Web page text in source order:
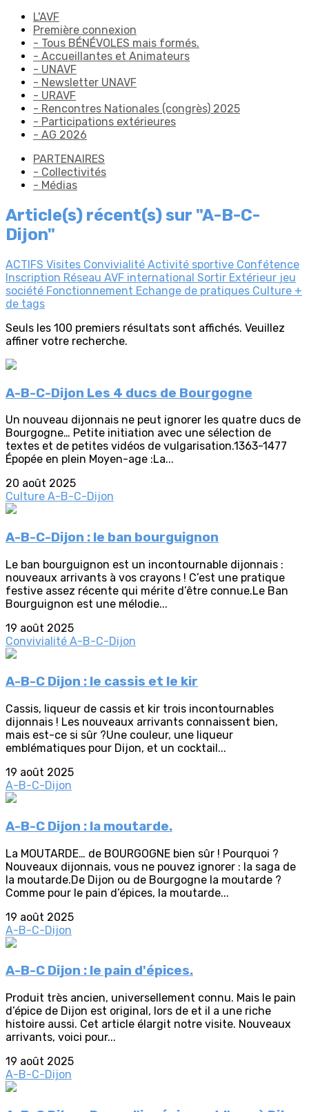
L'AVF
Première connexion
- Tous BÉNÉVOLES mais formés.
- Accueillantes et Animateurs
- UNAVF
- Newsletter UNAVF
- URAVF
- Rencontres Nationales (congrès) 2025
- Participations extérieures
- AG 2026
PARTENAIRES
- Collectivités
- Médias
Article(s) récent(s) sur "A-B-C-
Dijon"
ACTIFS Visites Convivialité Activité sportive Confétence
Inscription Réseau AVF international Sortir Extérieur jeu
société Fonctionnement Echange de pratiques Culture +
de tags
Seuls les 100 premiers résultats sont affichés. Veuillez
affiner votre recherche.
A-B-C-Dijon Les 4 ducs de Bourgogne
Un nouveau dijonnais ne peut ignorer les quatre ducs de
Bourgogne… Petite initiation avec une sélection de
textes et de petites vidéos de vulgarisation.1363-1477
Épopée en plein Moyen-age :La...
20 août 2025
Culture A-B-C-Dijon
A-B-C-Dijon : le ban bourguignon
Le ban bourguignon est un incontournable dijonnais :
nouveaux arrivants à vos crayons ! C’est une pratique
festive assez récente qui mérite d’être connue.Le Ban
Bourguignon est une mélodie...
19 août 2025
Convivialité A-B-C-Dijon
A-B-C Dijon : le cassis et le kir
Cassis, liqueur de cassis et kir trois incontournables
dijonnais ! Les nouveaux arrivants connaissent bien,
mais est-ce si sûr ?Une couleur, une liqueur
emblématiques pour Dijon, et un cocktail...
19 août 2025
A-B-C-Dijon
A-B-C Dijon : la moutarde.
La MOUTARDE… de BOURGOGNE bien sûr ! Pourquoi ?
Nouveaux dijonnais, vous ne pouvez ignorer : la saga de
la moutarde.De Dijon ou de Bourgogne la moutarde ?
Comme pour le pain d’épices, la moutarde...
19 août 2025
A-B-C-Dijon
A-B-C Dijon : le pain d'épices.
Produit très ancien, universellement connu. Mais le pain
d’épice de Dijon est original, lors de et il a une riche
histoire aussi. Cet article élargit notre visite. Nouveaux
arrivants, voici pour...
19 août 2025
A-B-C-Dijon